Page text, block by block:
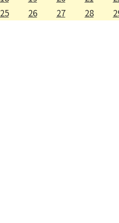
25 26 27 28